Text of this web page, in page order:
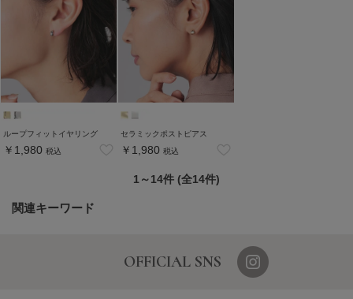
ループフィットイヤリング
￥1,980 税込
セラミックポストピアス
￥1,980 税込
1～14件 (全14件)
関連キーワード
OFFICIAL SNS